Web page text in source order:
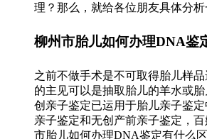
理？那么，就给各位朋友具体分析
柳州市胎儿如何办理DNA鉴
之前不做手术是不可取得胎儿样
的主见可以是抽取胎儿的羊水或
创亲子鉴定已运用于胎儿亲子鉴
亲子鉴定和无创产前亲子鉴定，
市胎儿如何办理DNA鉴定有什么